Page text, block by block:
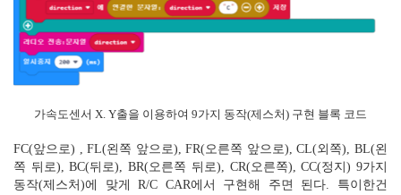
가속도센서 X. Y출을 이용하여 9가지 동작(제스처) 구현 블록 코드
FC(앞으로) , FL(왼쪽 앞으로), FR(오른쪽 앞으로), CL(외쪽), BL(왼
쪽 뒤로), BC(뒤로), BR(오른쪽 뒤로), CR(오른쪽), CC(정지) 9가지
동작(제스처)에 맞게 R/C CAR에서 구현해 주면 된다. 특이한건